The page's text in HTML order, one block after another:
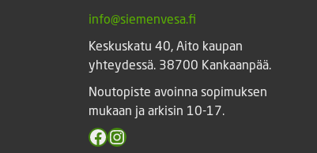
info@siemenvesa.fi
Keskuskatu 40, Aito kaupan
yhteydessä. 38700 Kankaanpää.
Noutopiste avoinna sopimuksen
mukaan ja arkisin 10-17.
Facebook
Instagram